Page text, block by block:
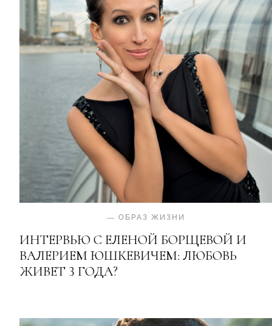
— ОБРАЗ ЖИЗНИ
ИНТЕРВЬЮ С ЕЛЕНОЙ БОРЩЕВОЙ И
ВАЛЕРИЕМ ЮШКЕВИЧЕМ: ЛЮБОВЬ
ЖИВЕТ 3 ГОДА?